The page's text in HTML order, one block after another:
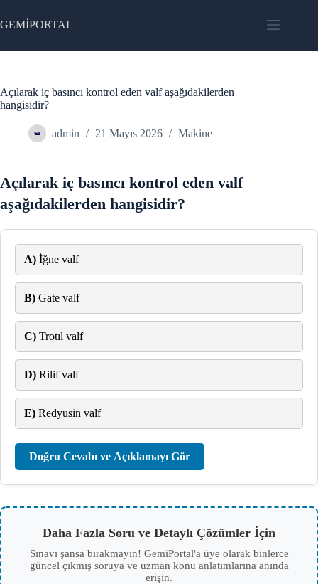
to
content
GEMİPORTAL
Açılarak iç basıncı kontrol eden valf aşağıdakilerden
hangisidir?
admin 21 Mayıs 2026 Makine
Açılarak iç basıncı kontrol eden valf
aşağıdakilerden hangisidir?
A) İğne valf
B) Gate valf
C) Trotıl valf
D) Rilif valf
E) Redyusin valf
Doğru Cevabı ve Açıklamayı Gör
Daha Fazla Soru ve Detaylı Çözümler İçin
Sınavı şansa bırakmayın! GemiPortal'a üye olarak binlerce
güncel çıkmış soruya ve uzman konu anlatımlarına anında
erişin.